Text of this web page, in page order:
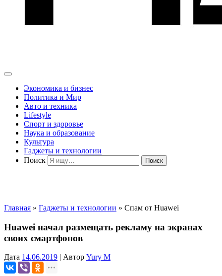
Экономика и бизнес
Политика и Мир
Авто и техника
Lifestyle
Спорт и здоровье
Наука и образование
Культура
Гаджеты и технологии
Поиск
Главная » Гаджеты и технологии » Спам от Huawei
Huawei начал размещать рекламу на экранах
своих смартфонов
Дата 14.06.2019 | Автор Yury M